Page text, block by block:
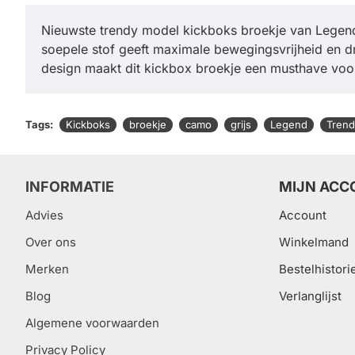
Nieuwste trendy model kickboks broekje van
soepele stof geeft maximale bewegingsvrijheid en
design maakt dit kickbox broekje een musthave
Tags: Kickboks broekje camo grijs Legend
INFORMATIE
Advies
Over ons
Merken
Blog
Algemene voorwaarden
Privacy Policy
MIJN
Account
Winkelmand
Verlanglijst